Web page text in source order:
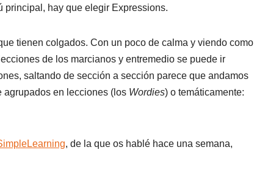
principal, hay que elegir Expressions.
tienen colgados. Con un poco de calma y viendo como
de los marcianos y entremedio se puede ir
saltando de sección a sección parece que andamos
agrupados en lecciones (los Wordies) o temáticamente:
, de la que os hablé hace una semana,